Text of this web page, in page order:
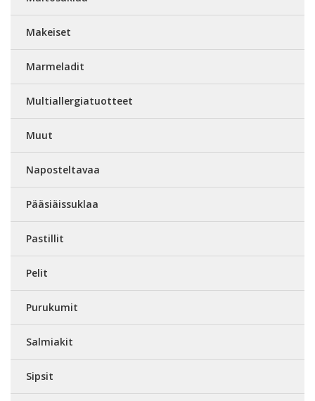
Makeiset
Marmeladit
Multiallergiatuotteet
Muut
Naposteltavaa
Pääsiäissuklaa
Pastillit
Pelit
Purukumit
Salmiakit
Sipsit